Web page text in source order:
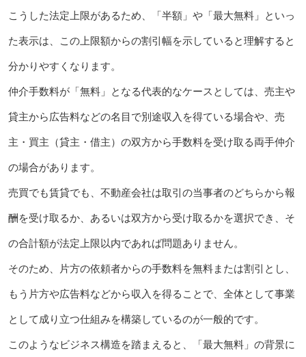
こうした法定上限があるため、「半額」や「最大無料」といっ
た表示は、この上限額からの割引幅を示していると理解すると
分かりやすくなります。
仲介手数料が「無料」となる代表的なケースとしては、売主や
貸主から広告料などの名目で別途収入を得ている場合や、売
主・買主（貸主・借主）の双方から手数料を受け取る両手仲介
の場合があります。
売買でも賃貸でも、不動産会社は取引の当事者のどちらから報
酬を受け取るか、あるいは双方から受け取るかを選択でき、そ
の合計額が法定上限以内であれば問題ありません。
そのため、片方の依頼者からの手数料を無料または割引とし、
もう片方や広告料などから収入を得ることで、全体として事業
として成り立つ仕組みを構築しているのが一般的です。
このようなビジネス構造を踏まえると、「最大無料」の背景に